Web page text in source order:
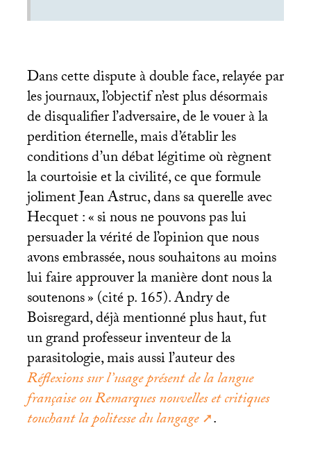
Dans cette dispute à double face, relayée par
les journaux, l’objectif n’est plus désormais
de disqualifier l’adversaire, de le vouer à la
perdition éternelle, mais d’établir les
conditions d’un débat légitime où règnent
la courtoisie et la civilité, ce que formule
joliment Jean Astruc, dans sa querelle avec
Hecquet : «si nous ne pouvons pas lui
persuader la vérité de l’opinion que nous
avons embrassée, nous souhaitons au moins
lui faire approuver la manière dont nous la
soutenons» (cité p. 165). Andry de
Boisregard, déjà mentionné plus haut, fut
un grand professeur inventeur de la
parasitologie, mais aussi l’auteur des
Réflexions sur l’usage présent de la langue
française ou Remarques nouvelles et critiques
touchant la politesse du langage
.